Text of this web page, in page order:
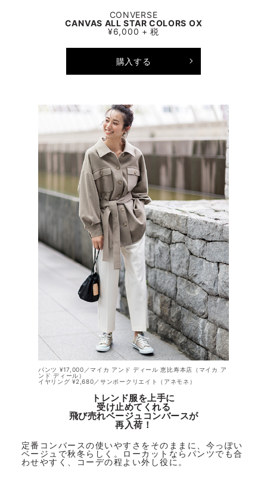
CONVERSE
CANVAS ALL STAR COLORS OX
¥6,000 + 税
購入する
パンツ ¥17,000／マイカ アンド ディール 恵比寿本店（マイカ ア
ンド ディール）
イヤリング ¥2,680／サンポークリエイト（アネモネ）
トレンド服を上手に
受け止めてくれる
飛び売れベージュコンバースが
再入荷！
定番コンバースの使いやすさをそのままに、今っぽい
ベージュで秋冬らしく。ローカットならパンツでも合
わせやすく、コーデの程よい外し役に。